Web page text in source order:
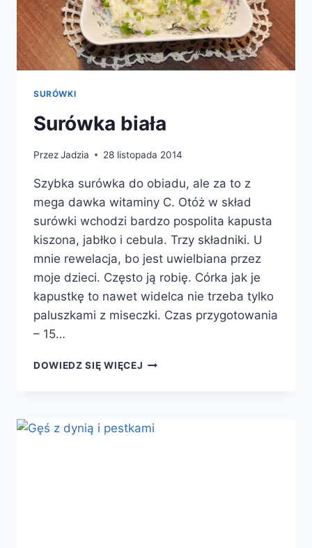
SURÓWKI
Surówka biała
PrzezJadzia 28 listopada 2014
Szybka surówka do obiadu, ale za to z
mega dawka witaminy C. Otóż w skład
surówki wchodzi bardzo pospolita kapusta
kiszona, jabłko i cebula. Trzy składniki. U
mnie rewelacja, bo jest uwielbiana przez
moje dzieci. Często ją robię. Córka jak je
kapustkę to nawet widelca nie trzeba tylko
paluszkami z miseczki. Czas przygotowania
– 15…
DOWIEDZ SIĘ WIĘCEJ SURÓWKA